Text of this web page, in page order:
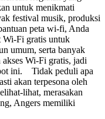
untuk menikmati
festival musik, produksi
peta wi-fi, Anda
Wi-Fi gratis untuk
umum, serta banyak
Wi-Fi gratis, jadi
ini. Tidak peduli apa
akan terpesona oleh
lihat, merasakan
Angers memiliki